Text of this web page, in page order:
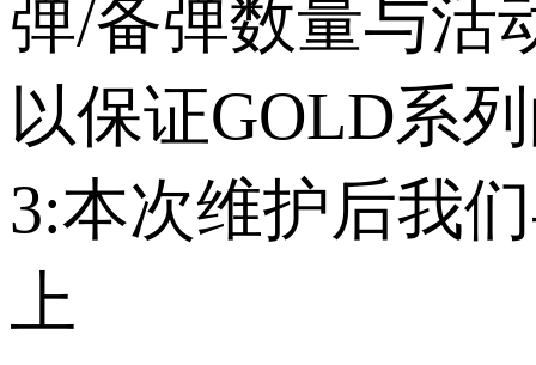
弹/备弹数量与活
以保证GOLD系
3:本次维护后我
上